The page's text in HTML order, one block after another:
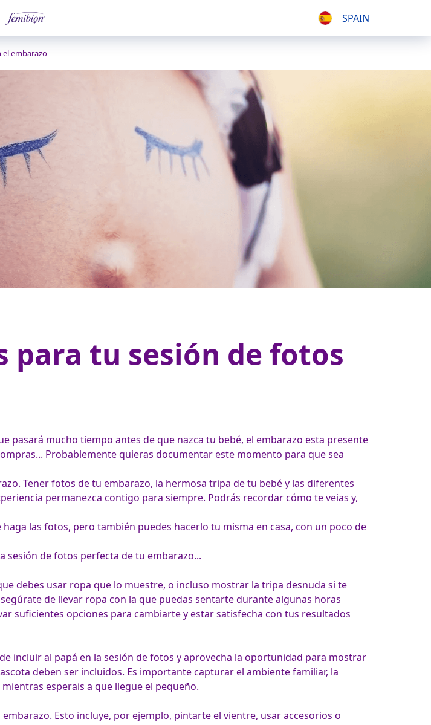
SPAIN
el embarazo
para tu sesión de fotos
pasará mucho tiempo antes de que nazca tu bebé, el embarazo esta presente
Probablemente quieras documentar este momento para que sea
Tener fotos de tu embarazo, la hermosa tripa de tu bebé y las diferentes
permanezca contigo para siempre. Podrás recordar cómo te veias y,
las fotos, pero también puedes hacerlo tu misma en casa, con un poco de
sesión de fotos perfecta de tu embarazo...
debes usar ropa que lo muestre, o incluso mostrar la tripa desnuda si te
de llevar ropa con la que puedas sentarte durante algunas horas
suficientes opciones para cambiarte y estar satisfecha con tus resultados
incluir al papá en la sesión de fotos y aprovecha la oportunidad para mostrar
deben ser incluidos. Es importante capturar el ambiente familiar, la
Esto incluye, por ejemplo, pintarte el vientre, usar accesorios o